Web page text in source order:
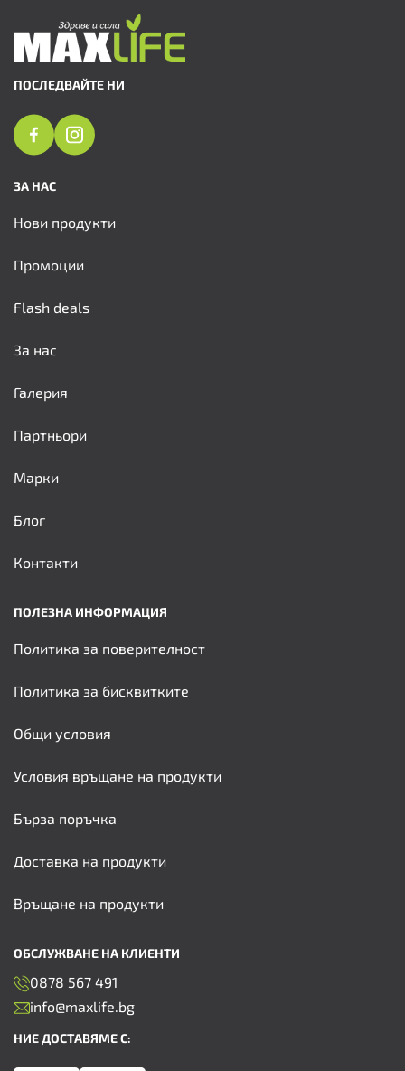
ПОСЛЕДВАЙТЕ НИ
ЗА НАС
Нови продукти
Промоции
Flash deals
За нас
Галерия
Партньори
Марки
Блог
Контакти
ПОЛЕЗНА ИНФОРМАЦИЯ
Политика за поверителност
Политика за бисквитките
Общи условия
Условия връщане на продукти
Бърза поръчка
Доставка на продукти
Връщане на продукти
ОБСЛУЖВАНЕ НА КЛИЕНТИ
0878 567 491
info@maxlife.bg
НИЕ ДОСТАВЯМЕ С: